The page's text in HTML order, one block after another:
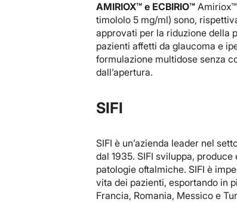
AMIRIOX™ e ECBIRIO™
timololo 5 mg/ml) sono,
approvati per la riduzione della
pazienti affetti da glaucoma e
formulazione multidose senza
dall’apertura.
SIFI
SIFI è un’azienda leader nel
dal 1935. SIFI sviluppa,
patologie oftalmiche. SIFI è
vita dei pazienti, esportando in
Francia, Romania, Messico e